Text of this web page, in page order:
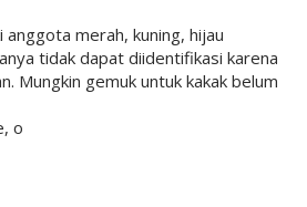
merah, kuning, hijau
tidak dapat diidentifikasi karena
Mungkin gemuk untuk kakak belum
o